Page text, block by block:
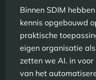
Binnen SDIM
kennis opgebouwd
praktische
eigen organisatie
zetten we AI. in
van het